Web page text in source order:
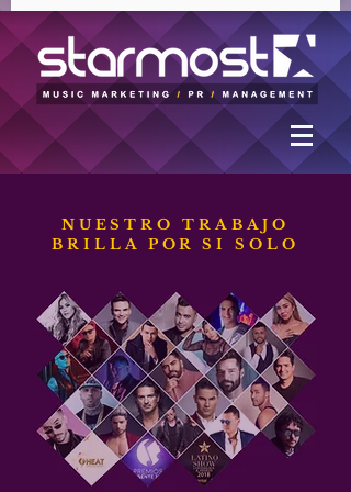
NUESTRO TRABAJO
BRILLA POR SI SOLO